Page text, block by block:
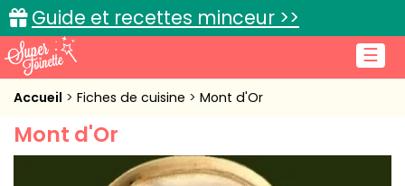
☰
Guide et recettes minceur >>
Accueil
Recettes de cuisine
Cuisine pratique
Accueil Fiches de cuisine Mont d'Or
Mont d'Or